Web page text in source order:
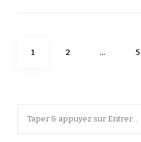
Pagination
PAGE
1 PAGE
2 … 5